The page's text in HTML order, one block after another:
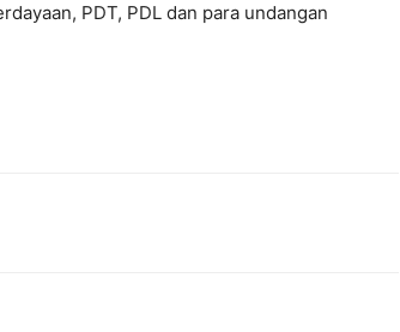
PDT, PDL dan para undangan